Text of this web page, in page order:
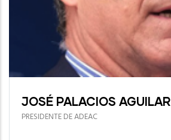
JOSÉ PALACIOS AGUILAR
PRESIDENTE DE ADEAC